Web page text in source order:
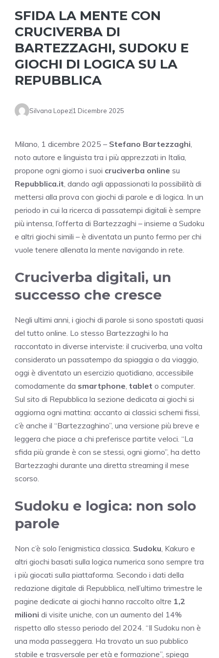
SFIDA LA MENTE CON
CRUCIVERBA DI
BARTEZZAGHI, SUDOKU E
GIOCHI DI LOGICA SU LA
REPUBBLICA
Silvana Lopez1 Dicembre 2025
Milano, 1 dicembre 2025 – Stefano Bartezzaghi,
noto autore e linguista tra i più apprezzati in Italia,
propone ogni giorno i suoi cruciverba online su
Repubblica.it, dando agli appassionati la possibilità di
mettersi alla prova con giochi di parole e di logica. In un
periodo in cui la ricerca di passatempi digitali è sempre
più intensa, l’offerta di Bartezzaghi – insieme a Sudoku
e altri giochi simili – è diventata un punto fermo per chi
vuole tenere allenata la mente navigando in rete.
Cruciverba digitali, un
successo che cresce
Negli ultimi anni, i giochi di parole si sono spostati quasi
del tutto online. Lo stesso Bartezzaghi lo ha
raccontato in diverse interviste: il cruciverba, una volta
considerato un passatempo da spiaggia o da viaggio,
oggi è diventato un esercizio quotidiano, accessibile
comodamente da smartphone, tablet o computer.
Sul sito di Repubblica la sezione dedicata ai giochi si
aggiorna ogni mattina: accanto ai classici schemi fissi,
c’è anche il “Bartezzaghino”, una versione più breve e
leggera che piace a chi preferisce partite veloci. “La
sfida più grande è con se stessi, ogni giorno”, ha detto
Bartezzaghi durante una diretta streaming il mese
scorso.
Sudoku e logica: non solo
parole
Non c’è solo l’enigmistica classica. Sudoku, Kakuro e
altri giochi basati sulla logica numerica sono sempre tra
i più giocati sulla piattaforma. Secondo i dati della
redazione digitale di Repubblica, nell’ultimo trimestre le
pagine dedicate ai giochi hanno raccolto oltre 1,2
milioni di visite uniche, con un aumento del 14%
rispetto allo stesso periodo del 2024. “Il Sudoku non è
una moda passeggera. Ha trovato un suo pubblico
stabile e trasversale per età e formazione”, spiega